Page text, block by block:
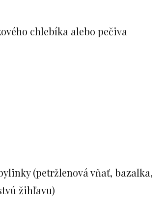
chlebíka alebo pečiva
(petržlenová vňať, bazalka,
žihľavu)